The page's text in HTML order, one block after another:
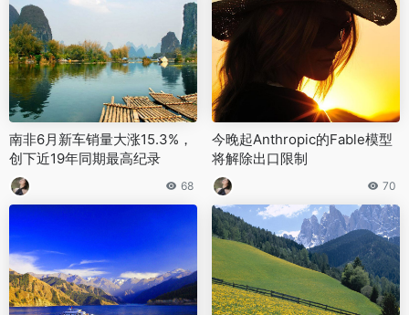
南非6月新车销量大涨15.3%，
创下近19年同期最高纪录
68
‌今晚起Anthropic的Fable模型
将解除出口限制‌
70